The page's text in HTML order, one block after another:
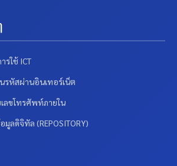
รใช้ ICT
รหัสผ่านอินเทอร์เน็ต
ลขโทรศัพท์ภายใน
มูลดิจิทัล (REPOSITORY)